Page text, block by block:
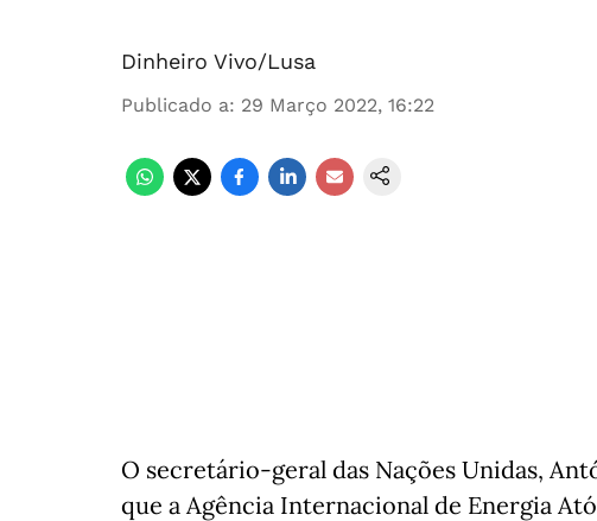
Dinheiro Vivo/Lusa
Publicado a: 29 Março 2022, 16:22
O secretário-geral das Nações Unidas,
que a Agência Internacional de Energia